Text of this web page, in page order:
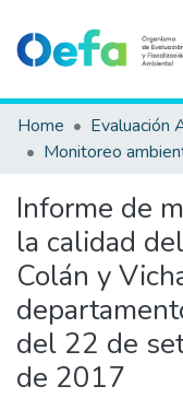
Communities &
All of DSpace
Estad. Externas
Guias ▾
Home Evaluación
Monitoreo
Informe de
la calidad
Colán y
del 22 de
de 2017